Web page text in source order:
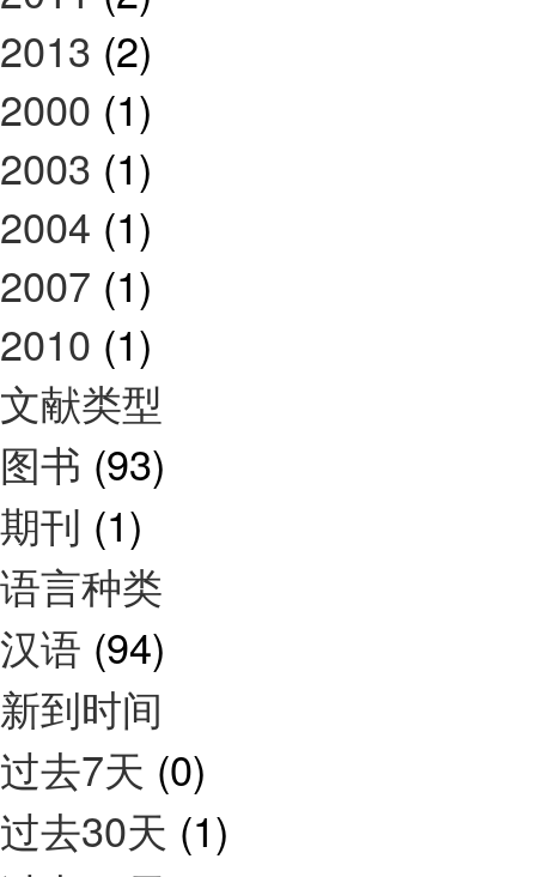
2013 (2)
2000 (1)
2003 (1)
2004 (1)
2007 (1)
2010 (1)
文献类型
图书 (93)
期刊 (1)
语言种类
汉语 (94)
新到时间
过去7天 (0)
过去30天 (1)